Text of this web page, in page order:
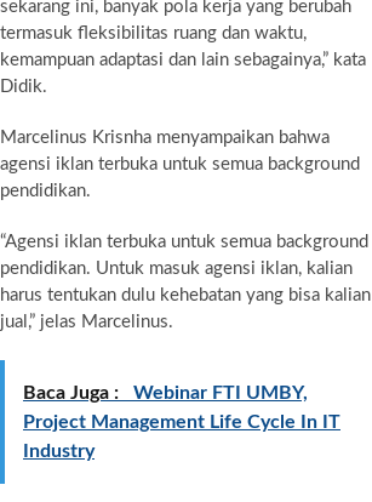
sekarang ini, banyak pola kerja yang berubah
termasuk fleksibilitas ruang dan waktu,
kemampuan adaptasi dan lain sebagainya,” kata
Didik.
Marcelinus Krisnha menyampaikan bahwa
agensi iklan terbuka untuk semua background
pendidikan.
“Agensi iklan terbuka untuk semua background
pendidikan. Untuk masuk agensi iklan, kalian
harus tentukan dulu kehebatan yang bisa kalian
jual,” jelas Marcelinus.
Baca Juga :
Webinar FTI UMBY,
Project Management Life Cycle In IT
Industry